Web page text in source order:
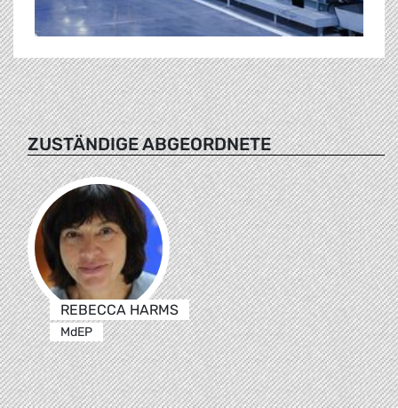
ZUSTÄNDIGE ABGEORDNETE
REBECCA HARMS
MdEP